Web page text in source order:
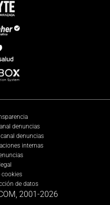
denuncias
denuncias
internas
cookies
de datos
2001-2026